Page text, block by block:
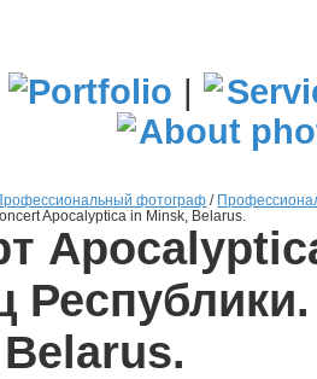
|
фотограф /
Apocalyptica in Minsk, Belarus.